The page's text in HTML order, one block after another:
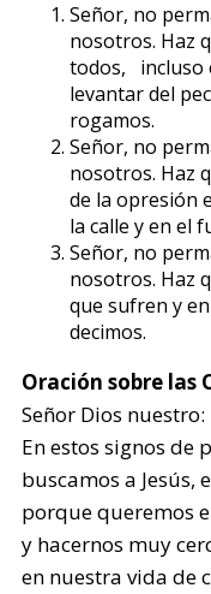
Señor, no
nosotros. Haz
todos, incluso
levantar del
rogamos.
Señor, no
nosotros. Haz
de la opresión
la calle y en el
Señor, no
nosotros. Haz
que sufren y
decimos.
Oración sobre las
Señor Dios nuestro:
En estos signos de
buscamos a Jesús,
porque queremos
y hacernos muy
en nuestra vida de